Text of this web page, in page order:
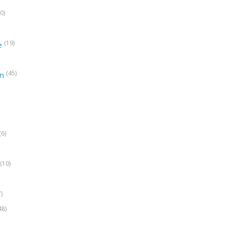
(19)
(45)
(10)